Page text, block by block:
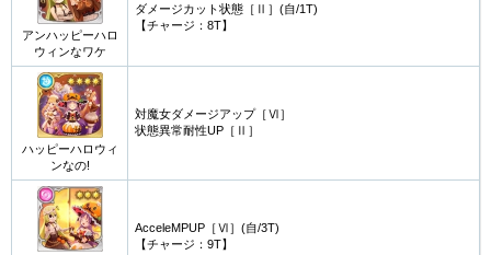
アンハッピーハロ
ウィンなワケ
ダメージカット状態［Ⅱ］(自/1T)
【チャージ：8T】
ハッピーハロウィ
ンなの!
対魔女ダメージアップ［Ⅵ］
状態異常耐性UP［Ⅱ］
AcceleMPUP［Ⅵ］(自/3T)
【チャージ：9T】